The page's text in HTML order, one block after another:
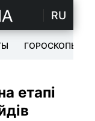
RU
ГОРОСКОПЫ
етапі